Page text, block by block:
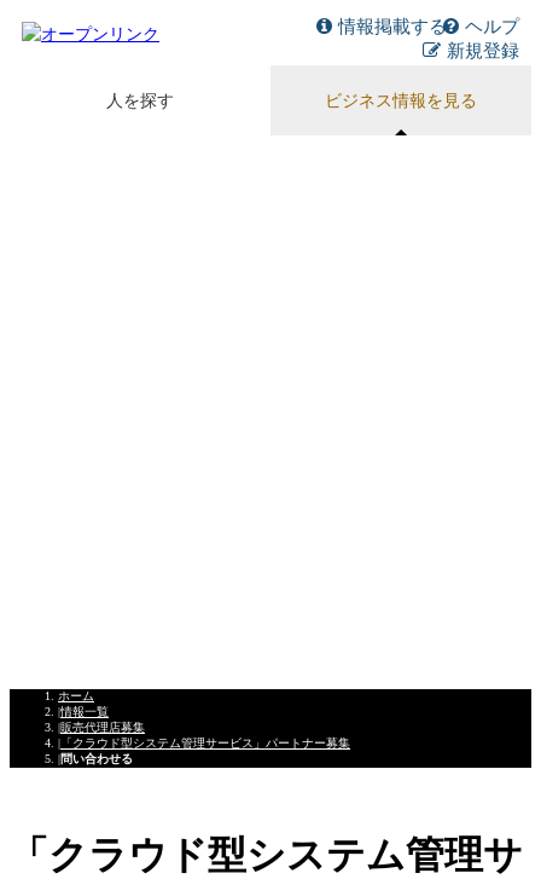
人を探す ビジネス情報を見る
情報掲載する
ヘルプ
新規登録
ホーム
情報一覧
販売代理店募集
「クラウド型システム管理サービス」パートナー募集
問い合わせる
「クラウド型システム管理サ